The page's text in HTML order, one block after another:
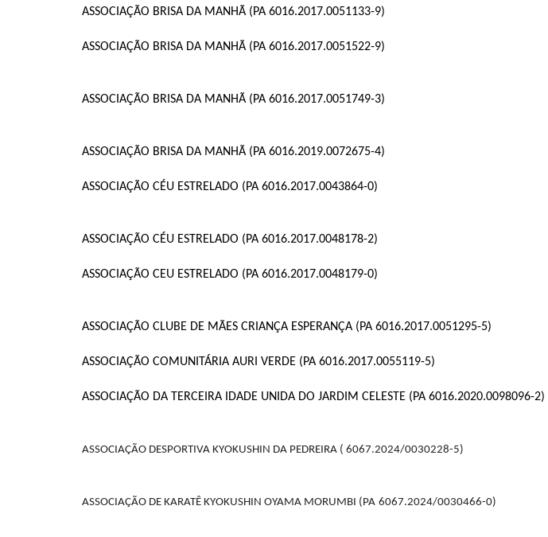
ASSOCIAÇÃO BRISA DA MANHÃ (PA 6016.2017.0051133-9)
ASSOCIAÇÃO BRISA DA MANHÃ (PA 6016.2017.0051522-9)
ASSOCIAÇÃO BRISA DA MANHÃ (PA 6016.2017.0051749-3)
ASSOCIAÇÃO BRISA DA MANHÃ (PA 6016.2019.0072675-4)
ASSOCIAÇÃO CÉU ESTRELADO (PA 6016.2017.0043864-0)
ASSOCIAÇÃO CÉU ESTRELADO (PA 6016.2017.0048178-2)
ASSOCIAÇÃO CEU ESTRELADO (PA 6016.2017.0048179-0)
ASSOCIAÇÃO CLUBE DE MÃES CRIANÇA ESPERANÇA (PA 6016.2017.0051295-5)
ASSOCIAÇÃO COMUNITÁRIA AURI VERDE (PA 6016.2017.0055119-5)
ASSOCIAÇÃO DA TERCEIRA IDADE UNIDA DO JARDIM CELESTE (PA 6016.2020.0098096-2)
ASSOCIAÇÃO DESPORTIVA KYOKUSHIN DA PEDREIRA ( 6067.2024/0030228-5)
ASSOCIAÇÃO DE KARATÊ KYOKUSHIN OYAMA MORUMBI (PA 6067.2024/0030466-0)